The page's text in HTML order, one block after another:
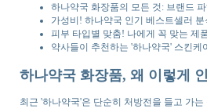
하나약국 화장품의 모든 것: 브랜드
가성비! 하나약국 인기 베스트셀러 분
피부 타입별 맞춤! 나에게 꼭 맞는 제
약사들이 추천하는 '하나약국' 스킨케
하나약국 화장품, 왜 이렇게
최근 '하나약국'은 단순히 처방전을 들고 가